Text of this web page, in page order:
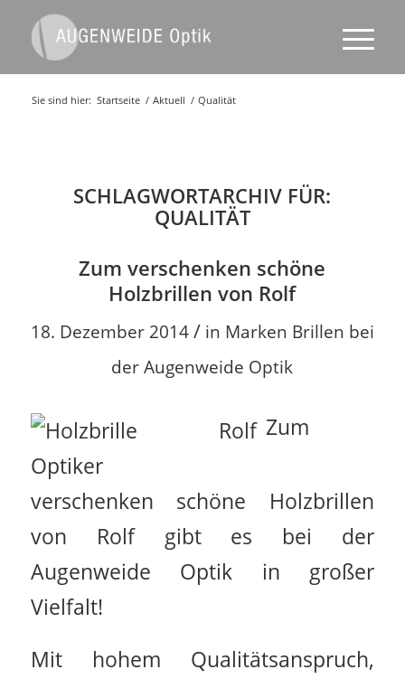
Sie sind hier: Startseite / Aktuell / Qualität
SCHLAGWORTARCHIV FÜR:
QUALITÄT
Zum verschenken schöne
Holzbrillen von Rolf
18. Dezember 2014 / in Marken Brillen bei
der Augenweide Optik
Zum
verschenken schöne Holzbrillen
von Rolf gibt es bei der
Augenweide Optik in großer
Vielfalt!
Mit hohem Qualitätsanspruch,